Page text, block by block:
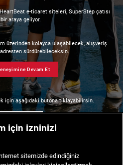
e-ticaret siteleri, SuperStep çatısı
araya geliyor.
üzerinden kolayca ulaşabilecek, alışveriş
sürdürebileceksin.
Devam Et
için aşağıdaki butona tıklayabilirsin.
için izninizi
sitemizde edindiğiniz